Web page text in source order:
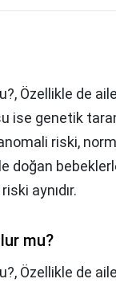
Özellikle de
ise genetik
riski,
doğan
aynıdır.
mu?
Özellikle de